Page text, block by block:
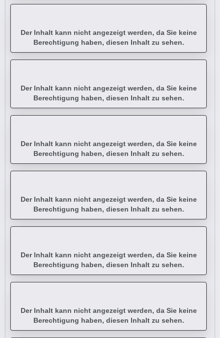
Der Inhalt kann nicht angezeigt werden, da Sie keine
Berechtigung haben, diesen Inhalt zu sehen.
Der Inhalt kann nicht angezeigt werden, da Sie keine
Berechtigung haben, diesen Inhalt zu sehen.
Der Inhalt kann nicht angezeigt werden, da Sie keine
Berechtigung haben, diesen Inhalt zu sehen.
Der Inhalt kann nicht angezeigt werden, da Sie keine
Berechtigung haben, diesen Inhalt zu sehen.
Der Inhalt kann nicht angezeigt werden, da Sie keine
Berechtigung haben, diesen Inhalt zu sehen.
Der Inhalt kann nicht angezeigt werden, da Sie keine
Berechtigung haben, diesen Inhalt zu sehen.